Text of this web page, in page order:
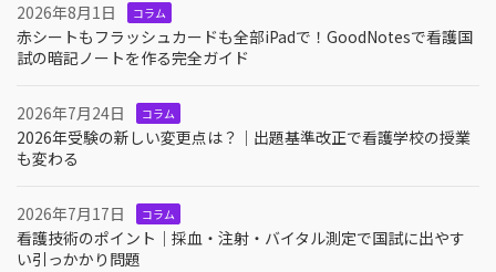
2026年8月1日 コラム
赤シートもフラッシュカードも全部iPadで！GoodNotesで看護国
試の暗記ノートを作る完全ガイド
2026年7月24日 コラム
2026年受験の新しい変更点は？｜出題基準改正で看護学校の授業
も変わる
2026年7月17日 コラム
看護技術のポイント｜採血・注射・バイタル測定で国試に出やす
い引っかかり問題